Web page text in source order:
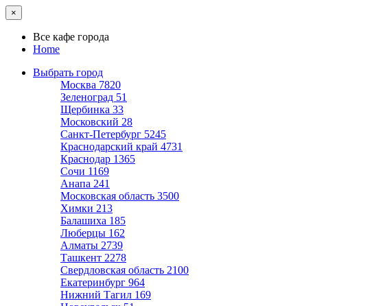
×
Все кафе города
Home
Выбрать город
Москва 7820
Зеленоград 51
Щербинка 33
Московский 28
Санкт-Петербург 5245
Краснодарский край 4731
Краснодар 1365
Сочи 1169
Анапа 241
Московская область 3500
Химки 213
Балашиха 185
Люберцы 162
Алматы 2739
Ташкент 2278
Свердловская область 2100
Екатеринбург 964
Нижний Тагил 169